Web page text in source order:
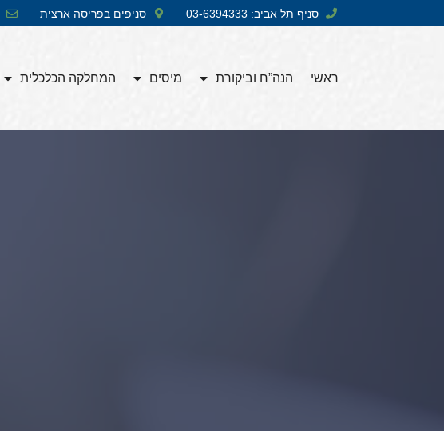
סניף תל אביב: 03-6394333 סניפים בפריסה ארצית
ראשי הנה”ח וביקורת מיסים המחלקה הכלכלית